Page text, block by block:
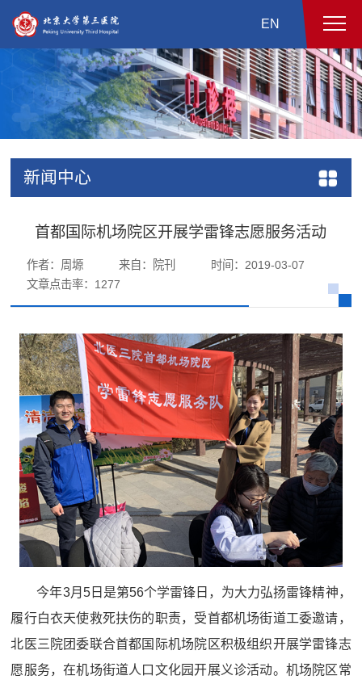
EN
新闻中心
首都国际机场院区开展学雷锋志愿服务活动
作者：周塬 来自：院刊
时间：2019-03-07
文章点击率： 1277
今年3月5日是第56个学雷锋日，为大力弘扬雷锋精神，
履行白衣天使救死扶伤的职责，受首都机场街道工委邀请，
北医三院团委联合首都国际机场院区积极组织开展学雷锋志
愿服务，在机场街道人口文化园开展义诊活动。机场院区常